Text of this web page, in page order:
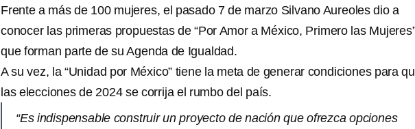
Frente a más de 100 mujeres, el pasado 7 de marzo Silvano Aureoles dio a
conocer las primeras propuestas de “Por Amor a México, Primero las
que forman parte de su Agenda de Igualdad.
A su vez, la “Unidad por México” tiene la meta de generar condiciones para
las elecciones de 2024 se corrija el rumbo del país.
“Es indispensable construir un proyecto de nación que ofrezca opciones